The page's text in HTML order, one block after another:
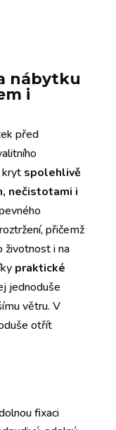
nábytku
i
před
krytspolehlivě
nečistotami i
přičemž
životnost i na
praktické
jednoduše
větru. V
otřít
fixaci